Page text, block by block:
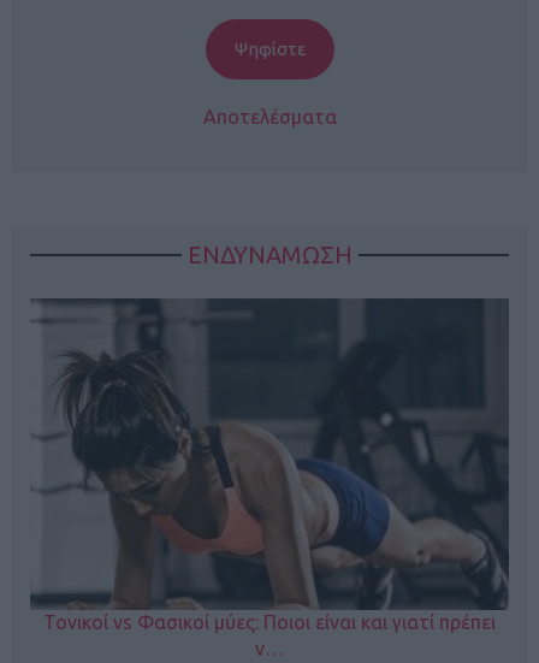
Αποτελέσματα
ΕΝΔΥΝΑΜΩΣΗ
Τονικοί vs Φασικοί μύες: Ποιοι είναι και γιατί πρέπει
ν…